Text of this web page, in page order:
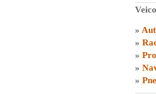
»
»
»
»
»